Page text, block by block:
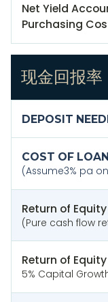
Net Yield
Purchasing
现金回报率
DEPOSIT
COST OF LOAN
(Assume3% pa on
Return of Equity
(Pure cash flow
Return of
5% Capital